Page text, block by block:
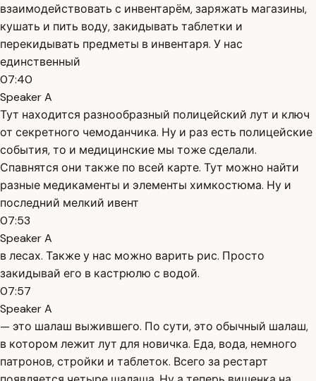
взаимодействовать с инвентарём, заряжать магазины,
кушать и пить воду, закидывать таблетки и
перекидывать предметы в инвентаря. У нас
единственный
07:40
Speaker A
Тут находится разнообразный полицейский лут и ключ
от секретного чемоданчика. Ну и раз есть полицейские
события, то и медицинские мы тоже сделали.
Спавнятся они также по всей карте. Тут можно найти
разные медикаменты и элементы химкостюма. Ну и
последний мелкий ивент
07:53
Speaker A
в лесах. Также у нас можно варить рис. Просто
закидывай его в кастрюлю с водой.
07:57
Speaker A
— это шалаш выжившего. По сути, это обычный шалаш,
в котором лежит лут для новичка. Еда, вода, немного
патронов, стройки и таблеток. Всего за рестарт